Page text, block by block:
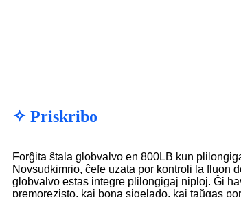
✧ Priskribo
Forĝita ŝtala globvalvo en 800LB kun
Novsudkimrio, ĉefe uzata por kontroli la fluon
globvalvo estas integre plilongigaj niploj. Ĝi
premorezisto, kaj bona sigelado, kaj taŭgas